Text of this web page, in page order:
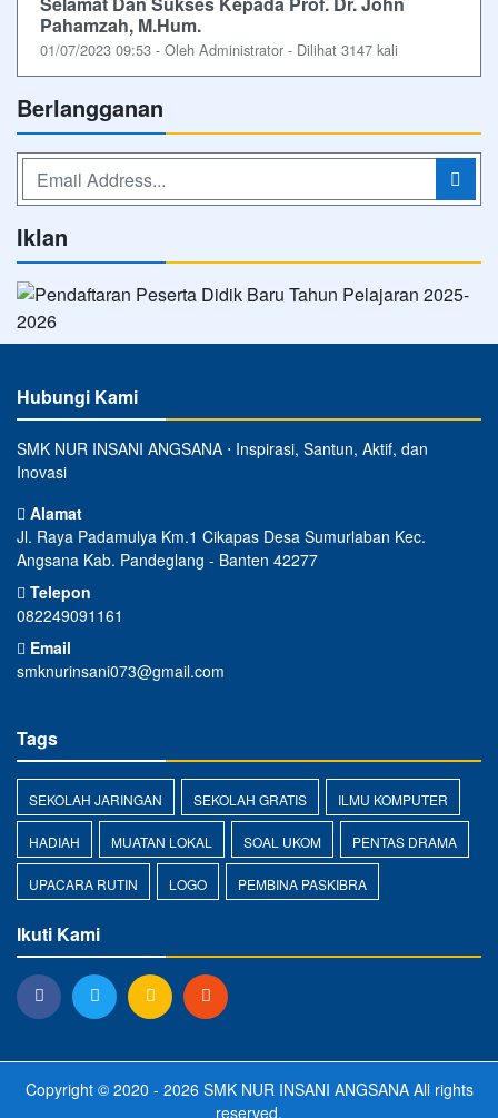
Pahamzah, M.Hum.
01/07/2023 09:53 - Oleh Administrator - Dilihat 3147 kali
Berlangganan
Iklan
Hubungi Kami
SMK NUR INSANI ANGSANA ⋅ Inspirasi, Santun, Aktif, dan
Inovasi
Alamat
Jl. Raya Padamulya Km.1 Cikapas Desa Sumurlaban Kec.
Angsana Kab. Pandeglang - Banten 42277
Telepon
082249091161
Email
smknurinsani073@gmail.com
Tags
SEKOLAH JARINGAN SEKOLAH GRATIS ILMU KOMPUTER
HADIAH MUATAN LOKAL SOAL UKOM PENTAS DRAMA
UPACARA RUTIN LOGO PEMBINA PASKIBRA
Ikuti Kami
Copyright © 2020 - 2026 SMK NUR INSANI ANGSANAAll rights
reserved.